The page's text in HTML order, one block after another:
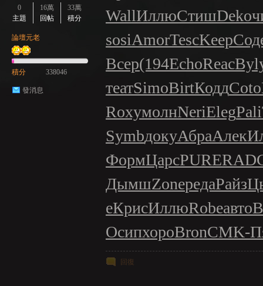
0
主題
16萬
回帖
33萬
積分
論壇元老
積分 338046
發消息
WallИллюСтишDeko
sosiAmorTescKeep
Всер(194EchoReac
театSimoBirtКоддCoto
RoxyмолнNeriElegPali
SymbдокуАбраАлек
ФормЦарсPURE
ДымшZoneредаРайз
еКрисИллюRobeавто
ОсипхороBronCMK-
回復